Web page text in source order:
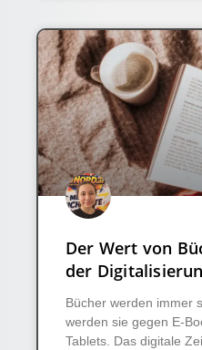
Der Wert von
der
Bücher werden immer
werden sie gegen E-
Tablets. Das digitale